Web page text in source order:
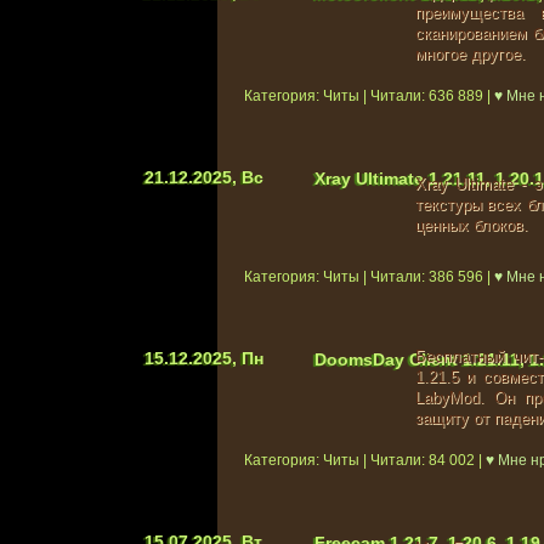
преимущества
сканированием
многое другое.
Категория: Читы | Читали: 636 889 | ♥ Мне
21.12.2025, Вс Xray Ultimate 1.21.11,
Xray Ultimate -
текстуры всех
ценных блоков.
Категория: Читы | Читали: 386 596 | ♥ Мне
15.12.2025, Пн DoomsDay Client 1.21.11,
Бесплатный
1.21.5 и
LabyMod. Он
защиту от
Категория: Читы | Читали: 84 002 | ♥ Мне